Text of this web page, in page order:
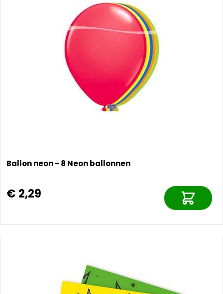
Ballon neon - 8 Neon ballonnen
€ 2,29